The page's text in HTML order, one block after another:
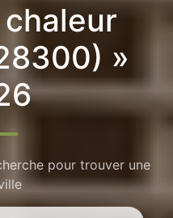
»
pour trouver une